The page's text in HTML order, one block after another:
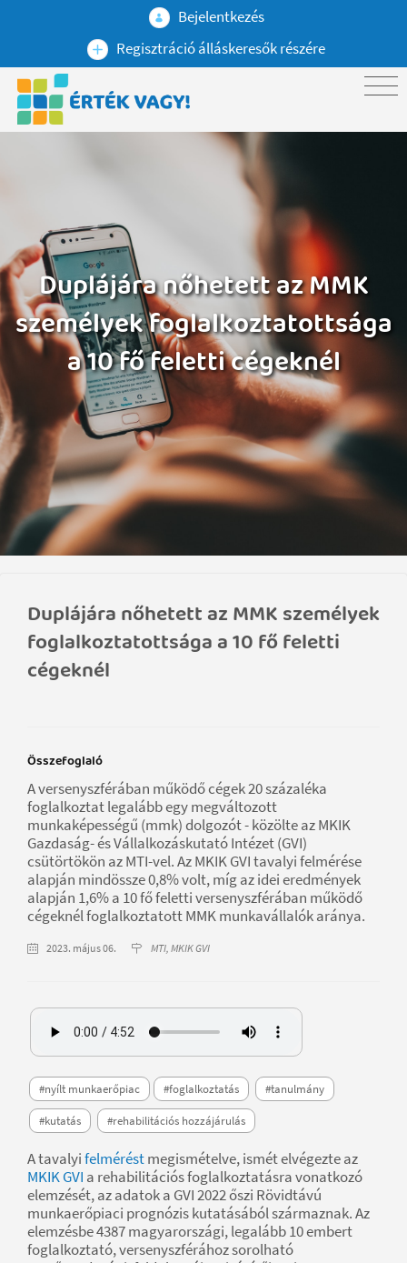
Bejelentkezés
Regisztráció álláskeresők részére
Duplájára nőhetett az MMK
személyek foglalkoztatottsága
a 10 fő feletti cégeknél
Duplájára nőhetett az MMK személyek
foglalkoztatottsága a 10 fő feletti
cégeknél
Összefoglaló
A versenyszférában működő cégek 20 százaléka
foglalkoztat legalább egy megváltozott
munkaképességű (mmk) dolgozót - közölte az MKIK
Gazdaság- és Vállalkozáskutató Intézet (GVI)
csütörtökön az MTI-vel. Az MKIK GVI tavalyi felmérése
alapján mindössze 0,8% volt, míg az idei eredmények
alapján 1,6% a 10 fő feletti versenyszférában működő
cégeknél foglalkoztatott MMK munkavállalók aránya.
2023. május 06. MTI, MKIK GVI
#nyílt munkaerőpiac #foglalkoztatás #tanulmány
#kutatás #rehabilitációs hozzájárulás
A tavalyifelméréstmegismételve, ismét elvégezte az
MKIK GVI a rehabilitációs foglalkoztatásra vonatkozó
elemzését, az adatok a GVI 2022 őszi Rövidtávú
munkaerőpiaci prognózis kutatásából származnak. Az
elemzésbe 4387 magyarországi, legalább 10 embert
foglalkoztató, versenyszférához sorolható